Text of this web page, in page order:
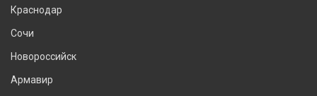
Краснодар
Сочи
Новороссийск
Армавир